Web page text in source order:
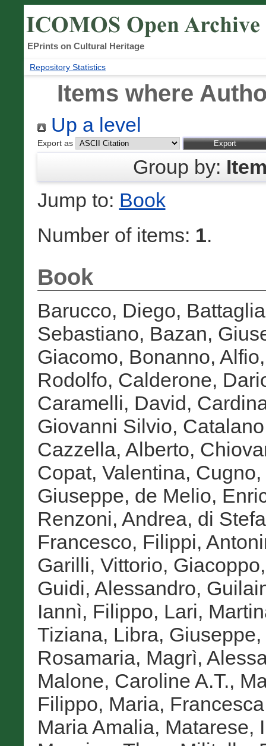
EPrints on Cultural Heritage
Repository Statistics
Items where
Up a level
Export as
Group by:
Jump to: Book
Number of items: 1.
Book
Barucco, Diego,
Sebastiano, Bazan,
Giacomo, Bonanno, Alfio
Rodolfo, Calderone,
Caramelli, David,
Giovanni Silvio,
Cazzella, Alberto,
Copat, Valentina,
Giuseppe, de Melio,
Renzoni, Andrea, di
Francesco, Filippi,
Garilli, Vittorio,
Guidi, Alessandro,
Iannì, Filippo, Lari,
Tiziana, Libra, Giuseppe,
Rosamaria, Magrì,
Malone, Caroline A.T.,
Filippo, Maria, Francesca
Maria Amalia, Matarese,